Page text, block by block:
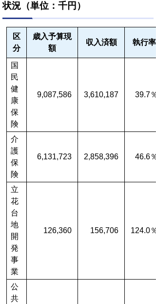
状況（単位：千円）
区
分
歳入予算現
額
収入済額 執行率
国
民
健
康
保
険
9,087,586 3,610,187 39.7％
介
護
保
険
6,131,723 2,858,396 46.6％
立
花
台
地
開
発
事
業
126,360 156,706 124.0％
公
共